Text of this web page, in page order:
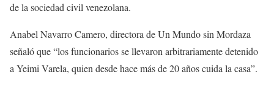
de la sociedad civil venezolana.
Anabel Navarro Camero, directora de Un Mundo sin Mordaza
señaló que “los funcionarios se llevaron arbitrariamente detenido
a Yeimi Varela, quien desde hace más de 20 años cuida la casa”.